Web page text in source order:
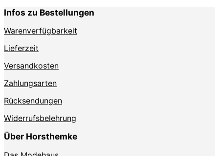
Infos zu Bestellungen
Warenverfügbarkeit
Lieferzeit
Versandkosten
Zahlungsarten
Rücksendungen
Widerrufsbelehrung
Über Horsthemke